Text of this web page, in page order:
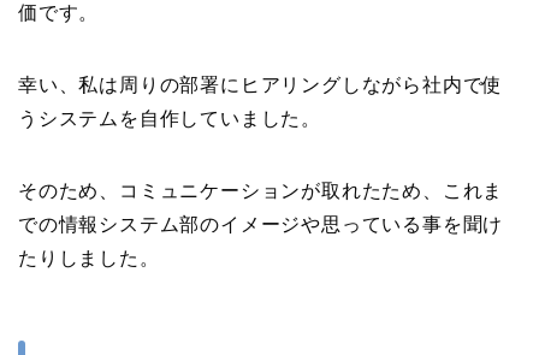
価です。
幸い、私は周りの部署にヒアリングしながら社内で使
うシステムを自作していました。
そのため、コミュニケーションが取れたため、これま
での情報システム部のイメージや思っている事を聞け
たりしました。